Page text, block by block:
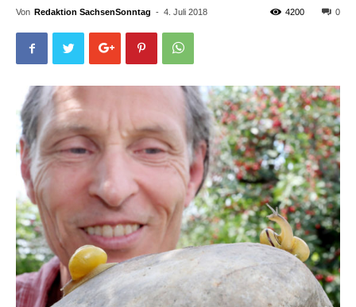
Von Redaktion SachsenSonntag - 4. Juli 2018 0
4200